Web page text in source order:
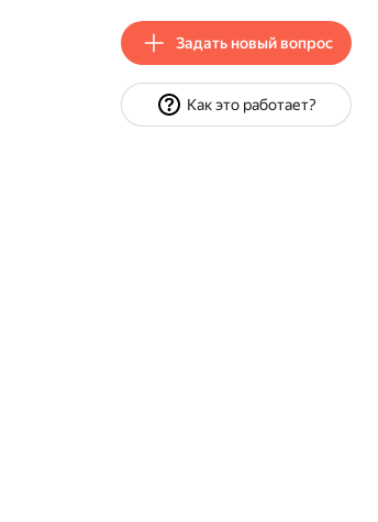
Задать новый вопрос
Как это работает?